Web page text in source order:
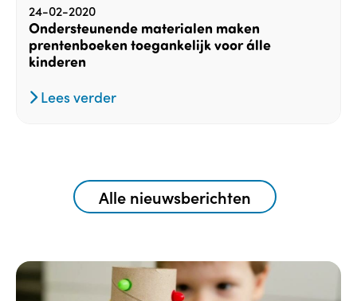
24-02-2020
Ondersteunende materialen maken
prentenboeken toegankelijk voor álle
kinderen
Lees verder
Alle nieuwsberichten